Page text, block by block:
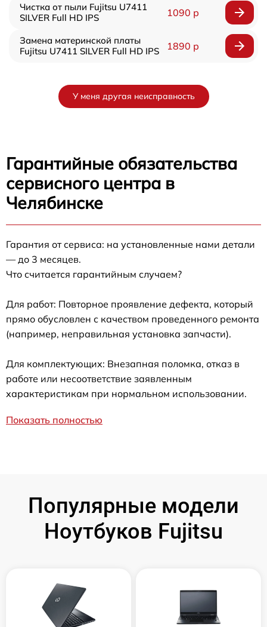
Чистка от пыли Fujitsu U7411
SILVER Full HD IPS
1090 р
Замена материнской платы
Fujitsu U7411 SILVER Full HD IPS
1890 р
У меня другая неисправность
Гарантийные обязательства
сервисного центра в
Челябинске
Гарантия от сервиса: на установленные нами детали
— до 3 месяцев.
Что считается гарантийным случаем?
Для работ: Повторное проявление дефекта, который
прямо обусловлен с качеством проведенного ремонта
(например, неправильная установка запчасти).
Для комплектующих: Внезапная поломка, отказ в
работе или несоответствие заявленным
характеристикам при нормальном использовании.
Показать полностью
Популярные модели
Ноутбуков Fujitsu